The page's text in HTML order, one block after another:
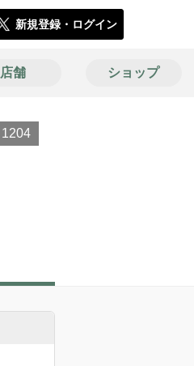
新規登録・ログイン
店舗 ショップ
1204